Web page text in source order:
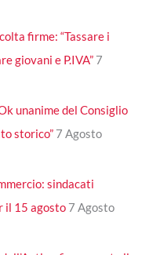
firme: “Tassare i
giovani e P.IVA” 7
unanime del Consiglio
storico” 7 Agosto
sindacati
il 15 agosto 7 Agosto